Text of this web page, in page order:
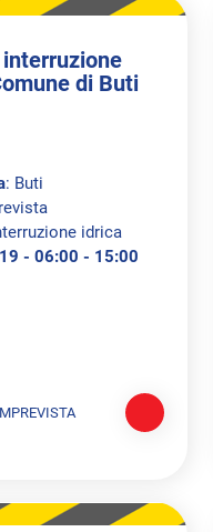
di Buti
: Buti
idrica
- 06:00 - 15:00